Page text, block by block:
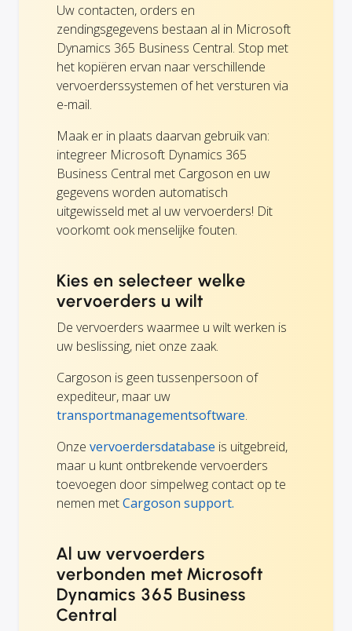
Uw contacten, orders en
zendingsgegevens bestaan al in Microsoft
Dynamics 365 Business Central. Stop met
het kopiëren ervan naar verschillende
vervoerderssystemen of het versturen via
e-mail.
Maak er in plaats daarvan gebruik van:
integreer Microsoft Dynamics 365
Business Central met Cargoson en uw
gegevens worden automatisch
uitgewisseld met al uw vervoerders! Dit
voorkomt ook menselijke fouten.
Kies en selecteer welke
vervoerders u wilt
De vervoerders waarmee u wilt werken is
uw beslissing, niet onze zaak.
Cargoson is geen tussenpersoon of
expediteur, maar uw
transportmanagementsoftware.
Onze vervoerdersdatabase is uitgebreid,
maar u kunt ontbrekende vervoerders
toevoegen door simpelweg contact op te
nemen metCargoson support.
Al uw vervoerders
verbonden met Microsoft
Dynamics 365 Business
Central